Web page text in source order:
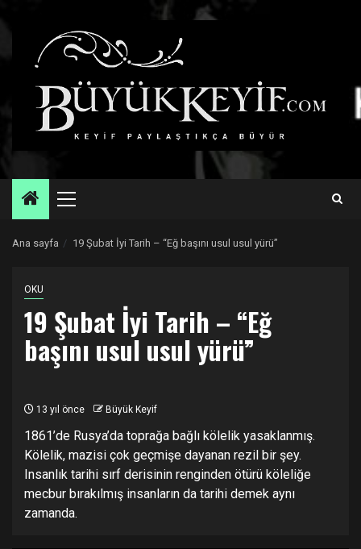
Primary
Ana sayfa 19 Şubat İyi Tarih – “Eğ başını usul usul yürü”
OKU
19 Şubat İyi Tarih – “Eğ
başını usul usul yürü”
13 yıl önce Büyük Keyif
1861’de Rusya’da toprağa bağlı kölelik yasaklanmış.
Kölelik, mazisi çok geçmişe dayanan rezil bir şey.
Insanlık tarihi sırf derisinin renginden ötürü köleliğe
mecbur bırakılmış insanların da tarihi demek aynı
zamanda.